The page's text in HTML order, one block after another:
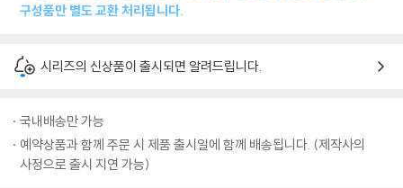
구성품만 별도 교환 처리됩니다.
시리즈의 신상품이 출시되면 알려드립니다.
국내배송만 가능
예약상품과 함께 주문 시 제품 출시일에 함께 배송됩니다. (제작사의
사정으로 출시 지연 가능)